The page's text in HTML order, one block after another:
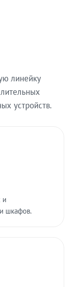
линейку
устройств.
и
шкафов.